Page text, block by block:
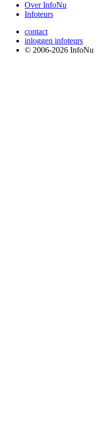
Over InfoNu
Infoteurs
contact
inloggen infoteurs
© 2006-2026 InfoNu